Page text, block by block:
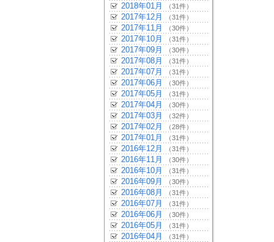
2018年01月 （31件）
2017年12月 （31件）
2017年11月 （30件）
2017年10月 （31件）
2017年09月 （30件）
2017年08月 （31件）
2017年07月 （31件）
2017年06月 （30件）
2017年05月 （31件）
2017年04月 （30件）
2017年03月 （32件）
2017年02月 （28件）
2017年01月 （31件）
2016年12月 （31件）
2016年11月 （30件）
2016年10月 （31件）
2016年09月 （30件）
2016年08月 （31件）
2016年07月 （31件）
2016年06月 （30件）
2016年05月 （31件）
2016年04月 （31件）